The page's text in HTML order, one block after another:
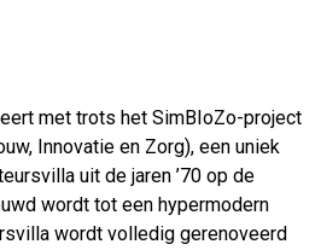
met trots het SimBIoZo-project
Innovatie en Zorg), een uniek
uit de jaren ’70 op de
wordt tot een hypermodern
wordt volledig gerenoveerd